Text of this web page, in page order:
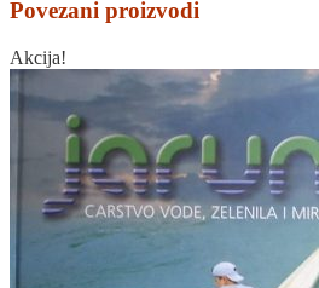
Povezani proizvodi
Akcija!